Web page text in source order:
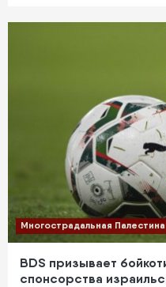
Многострадальная Палестина
BDS призывает
спонсорства